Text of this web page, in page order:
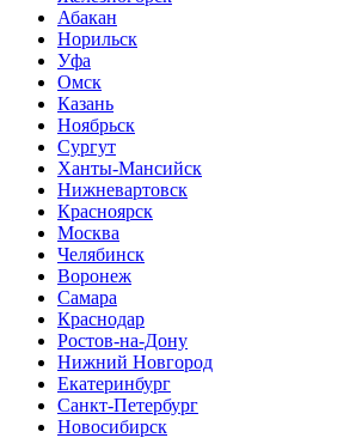
Абакан
Норильск
Уфа
Омск
Казань
Ноябрьск
Сургут
Ханты-Мансийск
Нижневартовск
Красноярск
Москва
Челябинск
Воронеж
Самара
Краснодар
Ростов-на-Дону
Нижний Новгород
Екатеринбург
Санкт-Петербург
Новосибирск